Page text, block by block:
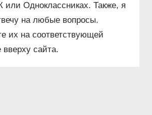
или Одноклассниках. Также, я
на любые вопросы.
их на соответствующей
вверху сайта.